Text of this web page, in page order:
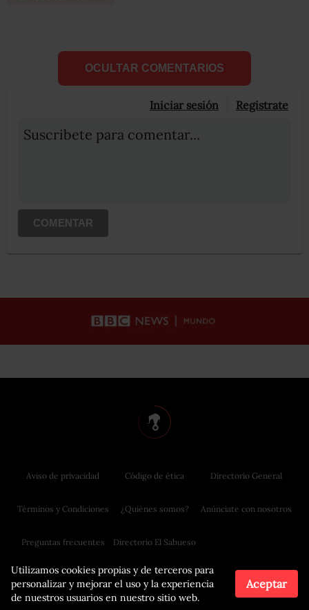
OCULTAR COMENTARIOS
Iniciar sesión Registrate
Suscribete para comentar...
COMENTAR
Utilizamos cookies propias y de terceros para
personalizar y mejorar el uso y la experiencia
de nuestros usuarios en nuestro sitio web.
Aceptar
Aviso de privacidad
Términos y Condiciones
Preguntas frecuentes
Código de ética
¿Quiénes somos?
Directorio El Sabueso
Directorio General
Anúnciate con nosotros